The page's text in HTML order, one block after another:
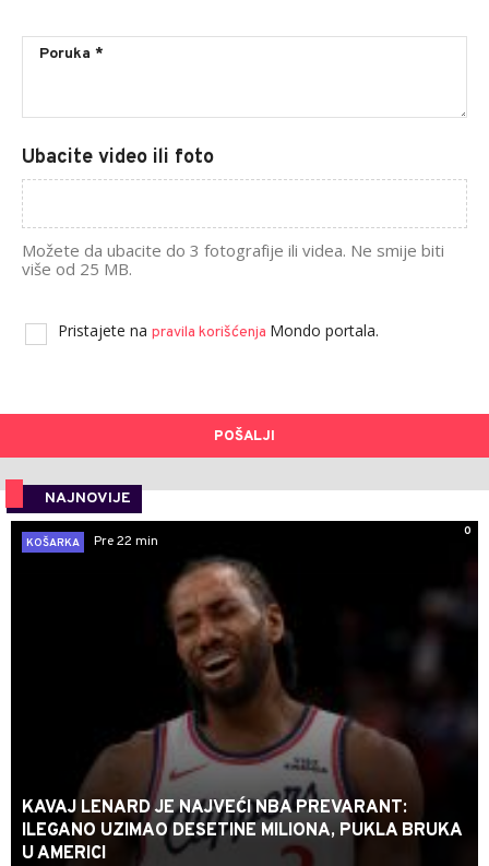
Ubacite video ili foto
Možete da ubacite do 3 fotografije ili videa. Ne smije biti
više od 25 MB.
Pristajete na pravila korišćenja Mondo portala.
POŠALJI
NAJNOVIJE
0
KOŠARKA
Pre 22 min
KAVAJ LENARD JE NAJVEĆI NBA PREVARANT:
ILEGANO UZIMAO DESETINE MILIONA, PUKLA BRUKA
U AMERICI